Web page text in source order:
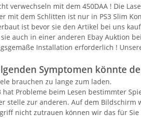
verwechseln mit dem 450DAA ! Die
mit dem Schlitten ist nur in PS3 Slim
ist bevor sie den Artikel bei uns
auch in einer anderen Ebay Auktion
Installation erforderlich !
Symptomen könnte
brauchen zu lange zum laden.
hat Probleme beim Lesen bestimmter
stelle zur anderen. Auf dem Bildschirm
nicht zutrauen können wir das für